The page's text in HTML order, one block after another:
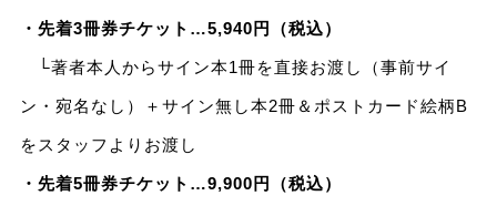
・先着3冊券チケット…5,940円（税込）
└著者本人からサイン本1冊を直接お渡し（事前サイ
ン・宛名なし）＋サイン無し本2冊＆ポストカード絵柄B
をスタッフよりお渡し
・先着5冊券チケット…9,900円（税込）